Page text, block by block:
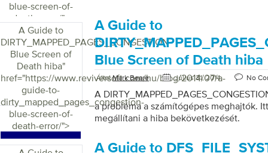
blue-screen-of-
death-error/">
A Guide to
DIRTY_MAPPED_PAGES_CONGESTION
Blue Screen of
Death hiba"
href="https://www.reviversoft.com/hu/blog/2014/07/a-
guide-to-
dirty_mapped_pages_congestion-
blue-screen-of-
death-error/">
A Guide to
Blue Screen of Death hiba
ÁltalMark Beare Július 31, 2014 No
A
a probléma a számítógépes meghajtók.
megállítani a hiba bekövetkezését.
A Guide to